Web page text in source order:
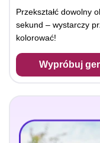
Przekształć dowolny
sekund – wystarczy
kolorować!
Wypróbuj